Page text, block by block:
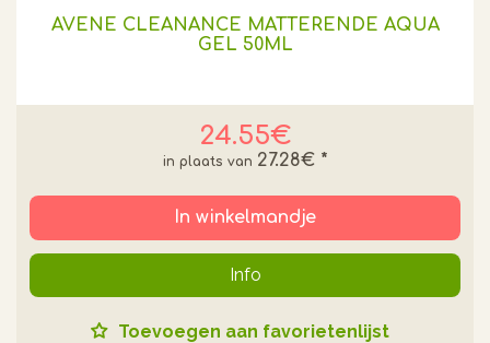
AVENE CLEANANCE MATTERENDE AQUA
GEL 50ML
24.55€
27.28€ *
In winkelmandje
Info
Toevoegen aan favorietenlijst